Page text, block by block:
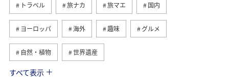
トラベル 旅ナカ 旅マエ 国内
ヨーロッパ 海外 趣味 グルメ
自然・植物 世界遺産
関東・甲信越地方
すべて表示